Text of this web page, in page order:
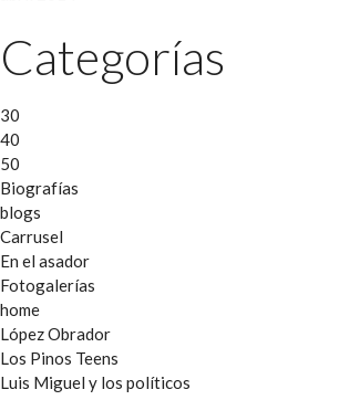
Categorías
30
40
50
Biografías
blogs
Carrusel
En el asador
Fotogalerías
home
López Obrador
Los Pinos Teens
Luis Miguel y los políticos